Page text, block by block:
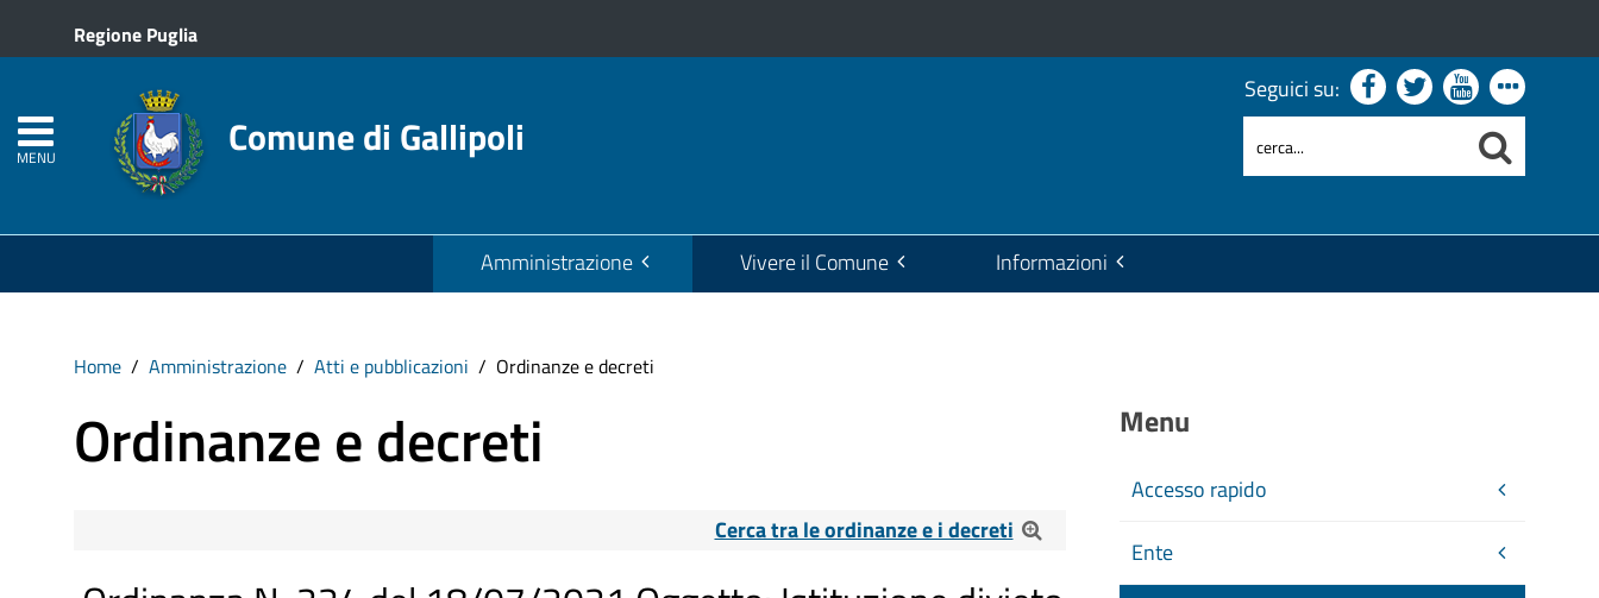
Regione Puglia
MENU Comune di Gallipoli
Seguici su:
Amministrazione Vivere il Comune Informazioni
Home Amministrazione Atti e pubblicazioni Ordinanze e decreti
Ordinanze e decreti
Cerca tra le ordinanze e i decreti
Menu
Accesso rapido
Ente